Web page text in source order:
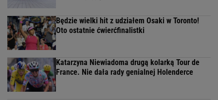
Będzie wielki hit z udziałem Osaki w Toronto!
Oto ostatnie ćwierćfinalistki
Katarzyna Niewiadoma drugą kolarką Tour de
France. Nie dała rady genialnej Holenderce